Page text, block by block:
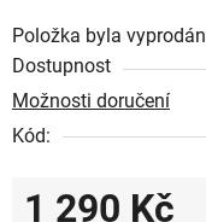
Položka byla
Dostupnost
Možnosti doručení
Kód:
1 290 Kč